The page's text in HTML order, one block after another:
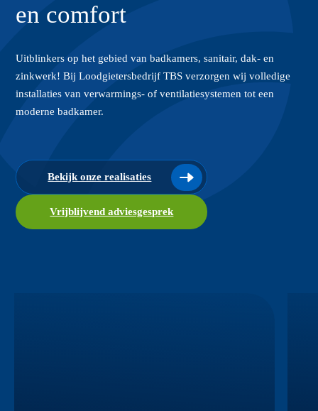
en comfort
Uitblinkers op het gebied van badkamers, sanitair, dak- en
zinkwerk! Bij Loodgietersbedrijf TBS verzorgen wij volledige
installaties van verwarmings- of ventilatiesystemen tot een
moderne badkamer.
Bekijk onze realisaties
Vrijblijvend adviesgesprek